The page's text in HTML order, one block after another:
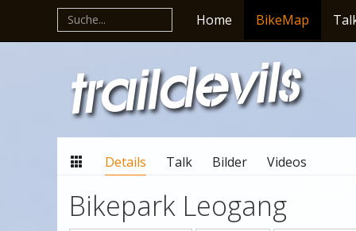
Home BikeMap
Details Talk Bilder Videos
Bikepark Leogang